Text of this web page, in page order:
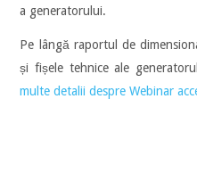
a generatorului.
Pe lângă raportul de
și fișele tehnice ale
multe detalii despre Webinar